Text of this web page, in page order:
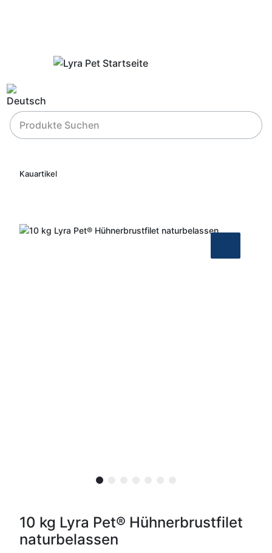
Kauartikel
10 kg Lyra Pet® Hühnerbrustfilet
naturbelassen